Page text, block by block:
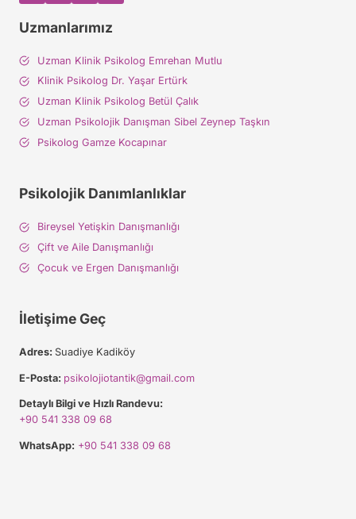
Uzmanlarımız
Uzman Klinik Psikolog Emrehan Mutlu
Klinik Psikolog Dr. Yaşar Ertürk
Uzman Klinik Psikolog Betül Çalık
Uzman Psikolojik Danışman Sibel Zeynep Taşkın
Psikolog Gamze Kocapınar
Psikolojik Danımlanlıklar
Bireysel Yetişkin Danışmanlığı
Çift ve Aile Danışmanlığı
Çocuk ve Ergen Danışmanlığı
İletişime Geç
Adres: Suadiye Kadiköy
E-Posta: psikolojiotantik@gmail.com
Detaylı Bilgi ve Hızlı Randevu:
+90 541 338 09 68
WhatsApp: +90 541 338 09 68